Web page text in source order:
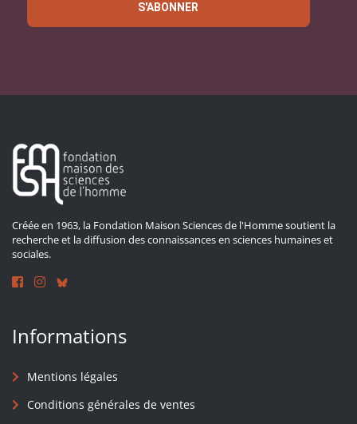
S'ABONNER
Créée en 1963, la Fondation Maison Sciences de l'Homme soutient la
recherche et la diffusion des connaissances en sciences humaines et
sociales.
Informations
Mentions légales
Conditions générales de ventes